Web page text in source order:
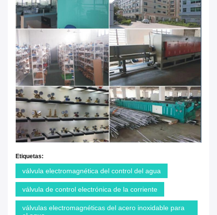
Etiquetas:
válvula electromagnética del control del agua
válvula de control electrónica de la corriente
válvulas electromagnéticas del acero inoxidable para